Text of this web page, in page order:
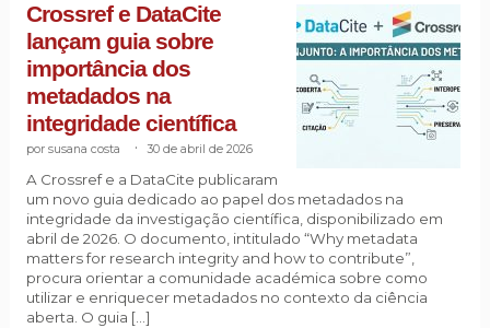
Crossref e DataCite
lançam guia sobre
importância dos
metadados na
integridade científica
susana costa 30 de abril de 2026
A Crossref e a DataCite publicaram
um novo guia dedicado ao papel dos metadados na
integridade da investigação científica, disponibilizado em
abril de 2026. O documento, intitulado “Why metadata
matters for research integrity and how to contribute”,
procura orientar a comunidade académica sobre como
utilizar e enriquecer metadados no contexto da ciência
aberta. O guia […]